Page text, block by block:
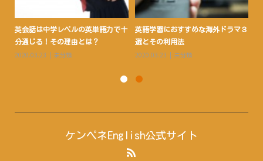
英会話は中学レベルの英単語力で十
分通じる！その理由とは？
2020.03.23 未分類
英語学習におすすめな海外ドラマ３
選とその利用法
2020.03.23 未分類
ケンペネEnglish公式サイト